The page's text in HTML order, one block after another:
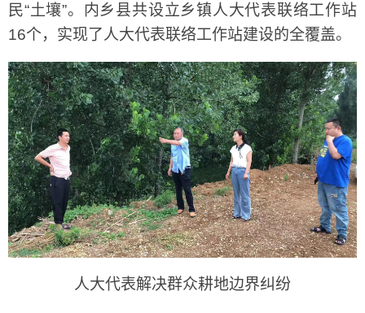
民“土壤”。内乡县共设立乡镇人大代表联络工作站
16个，实现了人大代表联络工作站建设的全覆盖。
人大代表解决群众耕地边界纠纷